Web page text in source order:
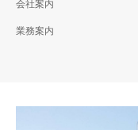
会社案内
業務案内